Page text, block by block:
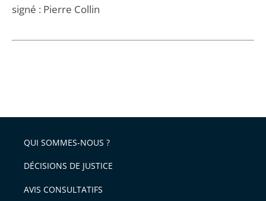
signé : Pierre Collin
QUI SOMMES-NOUS ?
DÉCISIONS DE JUSTICE
AVIS CONSULTATIFS